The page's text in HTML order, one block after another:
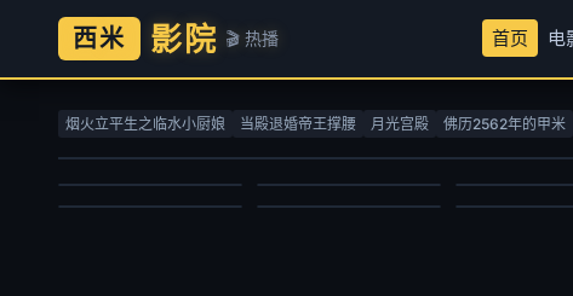
西米 影院 🎬 热播 首页 电
烟火立平生之临水小厨娘 当殿退婚帝王撑腰 月光宫殿 佛历2562年的甲米
螺丝钉第一季
洪海天,海帆,黄雷,罗玉婷,刘以嘉
欧美动漫
2010/俄罗斯
2025-03-09
赴山海
国产剧
2025/中国大陆
2025-09-27
七十二家房
国产剧
2008/大陆
杨紫,胡歌,李光洁,张哲华,梅婷,袁弘,杨烁,周游,金巴,冯兵,更旦,苏鑫,宋楚炎,周放,周思羽,索朗旺姆,尕玛文加,才丁扎西
国产剧
2026/大陆
赵乾景,谢莹,宋国庆,黄进则,张若瑜
国产动漫
2020/大陆
动作片
2007/美国